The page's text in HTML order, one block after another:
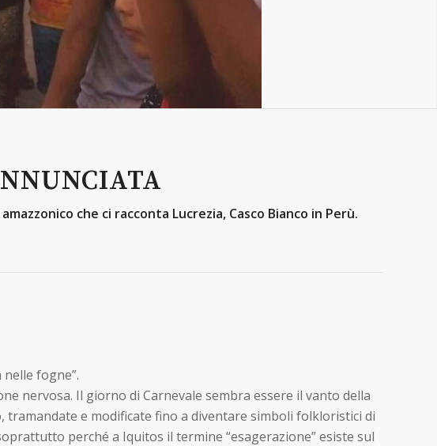
che ci racconta Lucrezia, Casco Bianco in Perù.
fogne”.
nervosa. Il giorno di Carnevale sembra essere il vanto della
e modificate fino a diventare simboli folkloristici di
perché a Iquitos il termine “esagerazione” esiste sul